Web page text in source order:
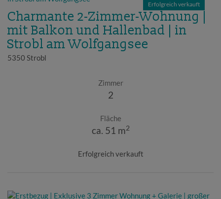
Erfolgreich verkauft
Charmante 2-Zimmer-Wohnung |
mit Balkon und Hallenbad | in
Strobl am Wolfgangsee
5350 Strobl
Zimmer
2
Fläche
ca. 51 m2
Erfolgreich verkauft